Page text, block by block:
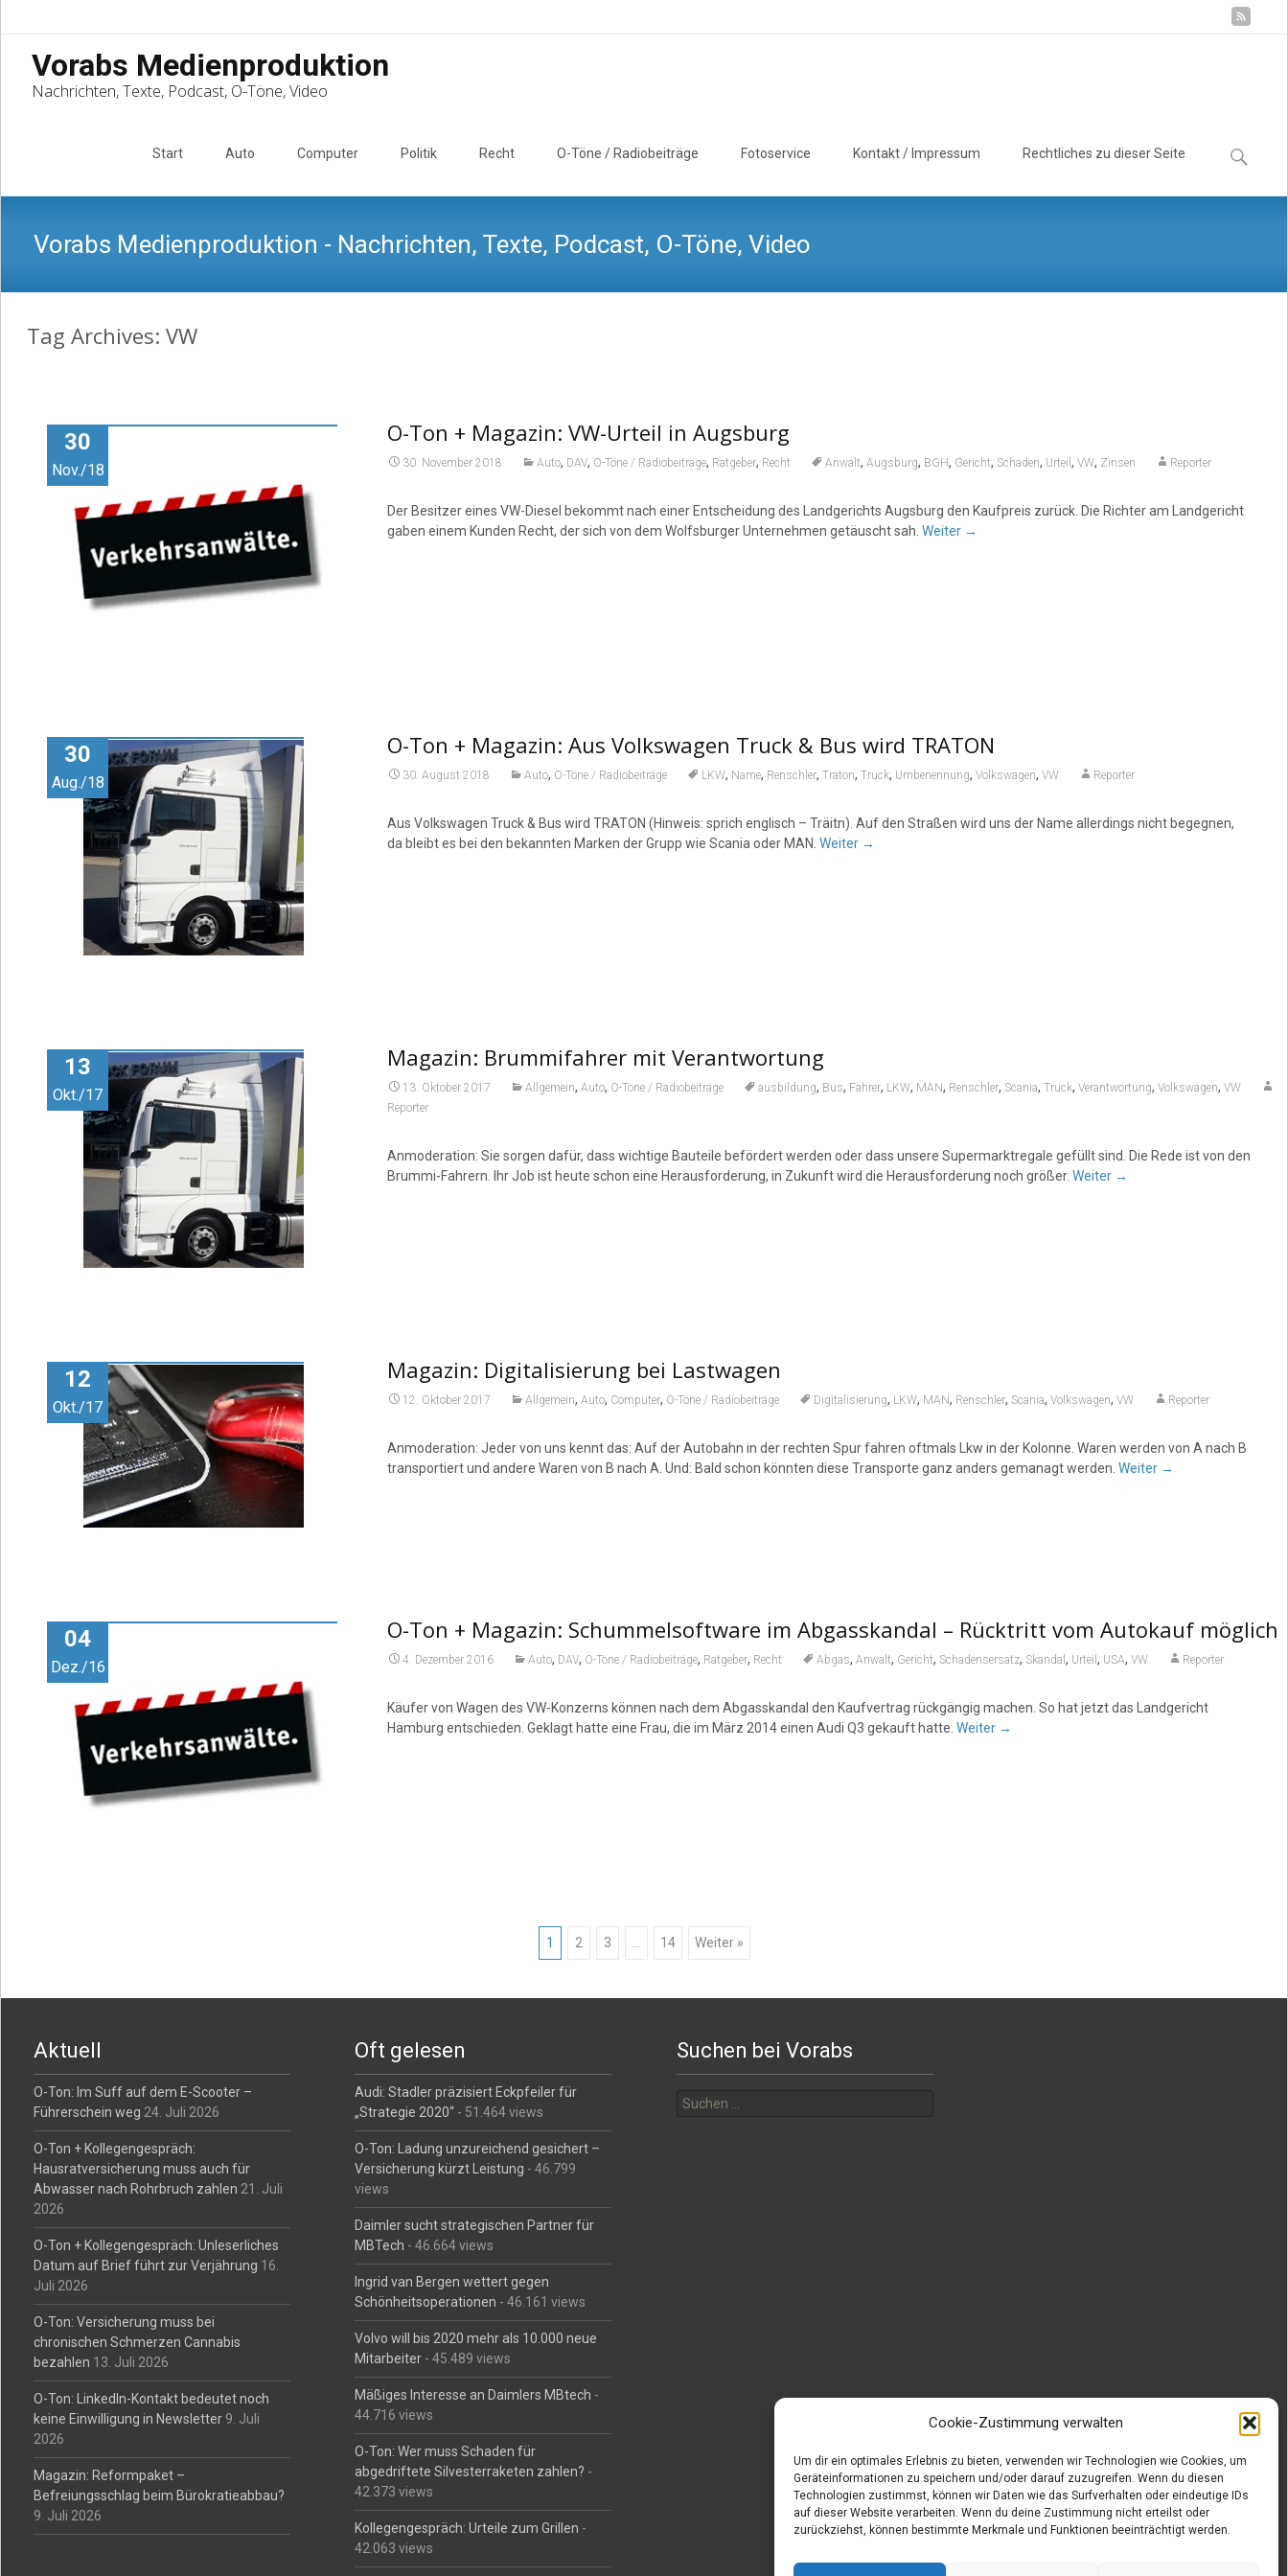
Cookie-Zustimmung verwalten
Um dir ein optimales Erlebnis zu bieten, verwenden wir Technologien wie Cookies, um
Geräteinformationen zu speichern und/oder darauf zuzugreifen. Wenn du diesen
Technologien zustimmst, können wir Daten wie das Surfverhalten oder eindeutige IDs
auf dieser Website verarbeiten. Wenn du deine Zustimmung nicht erteilst oder
zurückziehst, können bestimmte Merkmale und Funktionen beeinträchtigt werden.
Vorabs Medienproduktion
Nachrichten, Texte, Podcast, O-Töne, Video
Start Auto Computer Politik Recht O-Töne / Radiobeiträge Fotoservice Kontakt / Impressum Rechtliches zu dieser Seite
Suchen
nach:
Vorabs Medienproduktion - Nachrichten, Texte, Podcast, O-Töne, Video
Tag Archives: VW
30
Nov./18
O-Ton + Magazin: VW-Urteil in Augsburg
30. November 2018 Auto, DAV, O-Töne / Radiobeiträge, Ratgeber, Recht Anwalt, Augsburg, BGH, Gericht, Schaden, Urteil , VW, Zinsen Reporter
Der Besitzer eines VW-Diesel bekommt nach einer Entscheidung des Landgerichts Augsburg den Kaufpreis zurück. Die Richter am Landgericht
gaben einem Kunden Recht, der sich von dem Wolfsburger Unternehmen getäuscht sah. Weiter →
30
Aug./18
O-Ton + Magazin: Aus Volkswagen Truck & Bus wird TRATON
30. August 2018 Auto, O-Töne / Radiobeiträge LKW, Name, Renschler, Traton, Truck, Umbenennung, Volkswagen, VW Reporter
Aus Volkswagen Truck & Bus wird TRATON (Hinweis: sprich englisch – Träitn). Auf den Straßen wird uns der Name allerdings nicht begegnen,
da bleibt es bei den bekannten Marken der Grupp wie Scania oder MAN. Weiter →
13
Okt./17
Magazin: Brummifahrer mit Verantwortung
13. Oktober 2017 Allgemein, Auto, O-Töne / Radiobeiträge ausbildung, Bus, Fahrer, LKW, MAN, Renschler, Scania, Truck, Verantwortung, Volkswagen, VW
Reporter
Anmoderation: Sie sorgen dafür, dass wichtige Bauteile befördert werden oder dass unsere Supermarktregale gefüllt sind. Die Rede ist von den
Brummi-Fahrern. Ihr Job ist heute schon eine Herausforderung, in Zukunft wird die Herausforderung noch größer. Weiter →
12
Okt./17
Magazin: Digitalisierung bei Lastwagen
12. Oktober 2017 Allgemein, Auto, Computer, O-Töne / Radiobeiträge Digitalisierung, LKW, MAN, Renschler, Scania, Volkswagen, VW Reporter
Anmoderation: Jeder von uns kennt das: Auf der Autobahn in der rechten Spur fahren oftmals Lkw in der Kolonne. Waren werden von A nach B
transportiert und andere Waren von B nach A. Und: Bald schon könnten diese Transporte ganz anders gemanagt werden. Weiter →
04
Dez./16
O-Ton + Magazin: Schummelsoftware im Abgasskandal – Rücktritt vom Autokauf möglich
4. Dezember 2016 Auto, DAV, O-Töne / Radiobeiträge, Ratgeber, Recht Abgas, Anwalt, Gericht, Schadensersatz, Skandal , Urteil , USA, VW Reporter
Käufer von Wagen des VW-Konzerns können nach dem Abgasskandal den Kaufvertrag rückgängig machen. So hat jetzt das Landgericht
Hamburg entschieden. Geklagt hatte eine Frau, die im März 2014 einen Audi Q3 gekauft hatte. Weiter →
navigation
1 2 3 14 Weiter »
Aktuell
O-Ton: Im Suff auf dem E-Scooter –
Führerschein weg 24. Juli 2026
O-Ton + Kollegengespräch:
Hausratversicherung muss auch für
Abwasser nach Rohrbruch zahlen 21. Juli
2026
O-Ton + Kollegengespräch: Unleserliches
Datum auf Brief führt zur Verjährung 16.
Juli 2026
O-Ton: Versicherung muss bei
chronischen Schmerzen Cannabis
bezahlen 13. Juli 2026
O-Ton: LinkedIn-Kontakt bedeutet noch
keine Einwilligung in Newsletter 9. Juli
2026
Magazin: Reformpaket –
Befreiungsschlag beim Bürokratieabbau?
9. Juli 2026
Oft gelesen
Audi: Stadler präzisiert Eckpfeiler für
„Strategie 2020“ - 51.464 views
O-Ton: Ladung unzureichend gesichert –
Versicherung kürzt Leistung - 46.799
views
Daimler sucht strategischen Partner für
MBTech - 46.664 views
Ingrid van Bergen wettert gegen
Schönheitsoperationen - 46.161 views
Volvo will bis 2020 mehr als 10.000 neue
Mitarbeiter - 45.489 views
Mäßiges Interesse an Daimlers MBtech -
44.716 views
O-Ton: Wer muss Schaden für
abgedriftete Silvesterraketen zahlen? -
42.373 views
Kollegengespräch: Urteile zum Grillen -
42.063 views
Suchen bei Vorabs
nach: